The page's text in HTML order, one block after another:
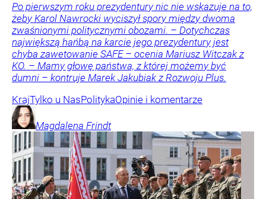
Po pierwszym roku prezydentury nic nie wskazuje na to,
żeby Karol Nawrocki wyciszył spory między dwoma
zwaśnionymi politycznymi obozami. – Dotychczas
największą hańbą na karcie jego prezydentury jest
chyba zawetowanie SAFE – ocenia Mariusz Witczak z
KO. – Mamy głowę państwa, z której możemy być
dumni – kontruje Marek Jakubiak z Rozwoju Plus.
KrajTylko u NasPolitykaOpinie i komentarze
Magdalena Frindt